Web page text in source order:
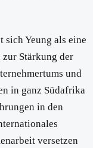
sich Yeung als eine
Stärkung der
und
in ganz Südafrika
in den
versetzen